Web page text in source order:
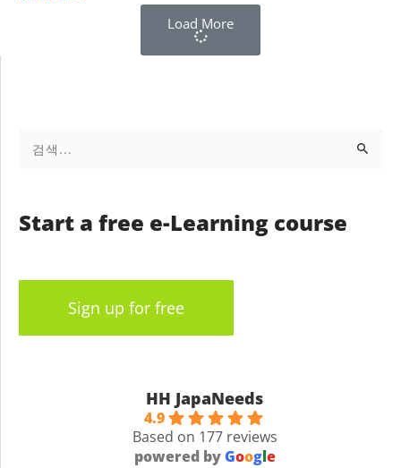
Load More
Start a free e-Learning course
Sign up for free
HH JapaNeeds
4.9
Based on 177 reviews
powered byGoogle